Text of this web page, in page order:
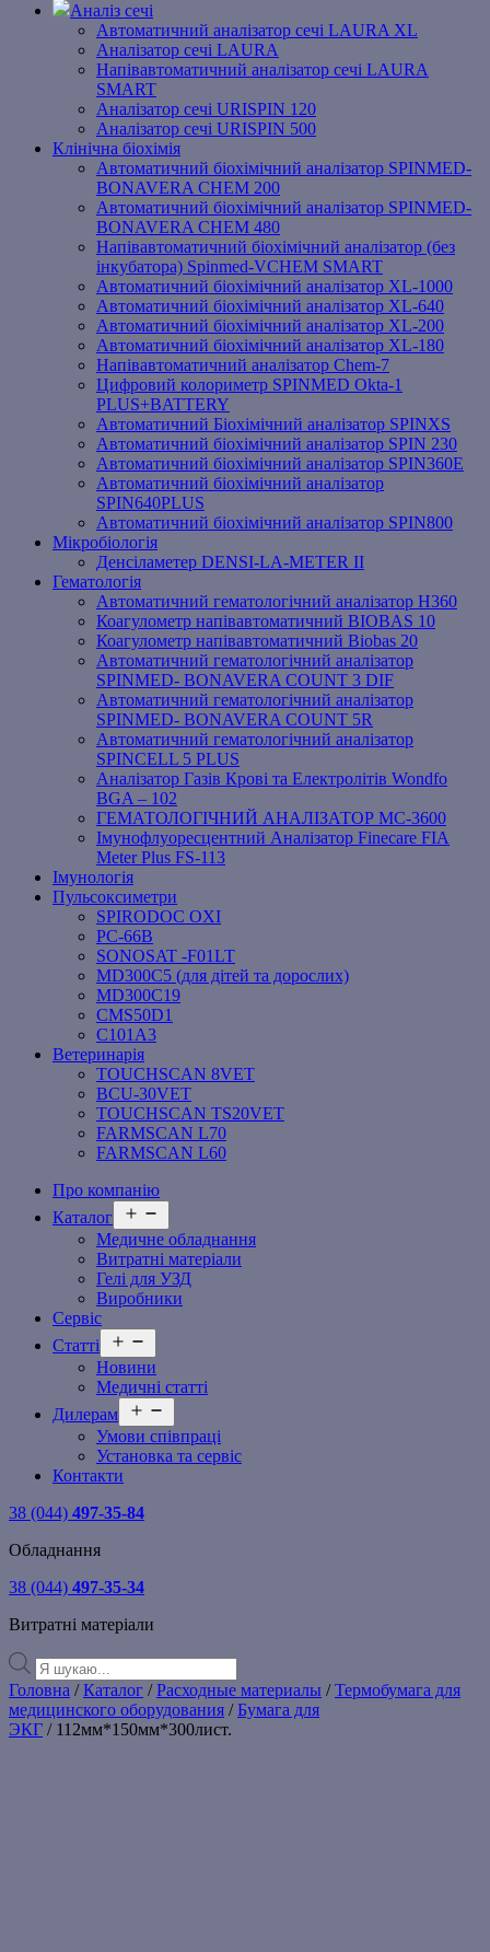
Аналіз сечі
Автоматичний аналізатор сечі LAURA XL
Аналізатор сечі LAURA
Напівавтоматичний аналізатор сечі LAURA
SMART
Аналізатор сечі URISPIN 120
Аналізатор сечі URISPIN 500
Клінічна біохімія
Автоматичний біохімічний аналізатор SPINMED-
BONAVERA CHEM 200
Автоматичний біохімічний аналізатор SPINMED-
BONAVERA CHEM 480
Напівавтоматичний біохімічний аналізатор (без
інкубатора) Spinmed-VCHEM SMART
Автоматичний біохімічний аналізатор XL-1000
Автоматичний біохімічний аналізатор XL-640
Автоматичний біохімічний аналізатор XL-200
Автоматичний біохімічний аналізатор XL-180
Напівавтоматичний аналізатор Chem-7
Цифровий колориметр SPINMED Okta-1
PLUS+BATTERY
Автоматичний Біохімічний аналізатор SPINXS
Автоматичний біохімічний аналізатор SPIN 230
Автоматичний біохімічний аналізатор SPIN360E
Автоматичний біохімічний аналізатор
SPIN640PLUS
Автоматичний біохімічний аналізатор SPIN800
Мікробіологія
Денсіламетер DENSI-LA-METER ІІ
Гематологія
Автоматичний гематологічний аналізатор Н360
Коагулометр напівавтоматичний BIOBAS 10
Коагулометр напівавтоматичний Biobas 20
Автоматичний гематологічний аналізатор
SPINMED- BONAVERA COUNT 3 DIF
Автоматичний гематологічний аналізатор
SPINMED- BONAVERA COUNT 5R
Автоматичний гематологічний аналізатор
SPINCELL 5 PLUS
Аналізатор Газів Крові та Електролітів Wondfo
BGA – 102
ГЕМАТОЛОГІЧНИЙ АНАЛІЗАТОР MC-3600
Імунофлуоресцентний Аналізатор Finecare FIA
Meter Plus FS-113
Імунологія
Пульсоксиметри
SPIRODOC OXI
PC-66B
SONOSAT -F01LT
MD300C5 (для дітей та дорослих)
MD300C19
СMS50D1
С101A3
Ветеринарія
TOUCHSCAN 8VET
BCU-30VET
TOUCHSCAN TS20VET
FARMSCAN L70
FARMSCAN L60
Про компанію
Каталог
меню
Медичне обладнання
Витратні матеріали
Гелі для УЗД
Виробники
Сервіс
Статті
меню
Новини
Медичні статті
Дилерам
меню
Умови співпраці
Установка та сервіс
Контакти
38 (044) 497-35-84
Обладнання
38 (044) 497-35-34
Витратні матеріали
Products
search
Головна /Каталог /Расходные материалы /Термобумага для
медицинского оборудования / Бумага для
ЭКГ / 112мм*150мм*300лист.